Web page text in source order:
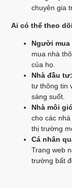
chuyên gia
Ai có thể theo
Người mua
mua nhà
của họ.
Nhà đầu tư:
tư thông tin
sáng suốt.
Nhà môi
cho các
thị trường
Cá nhân
Trang web
trường bất